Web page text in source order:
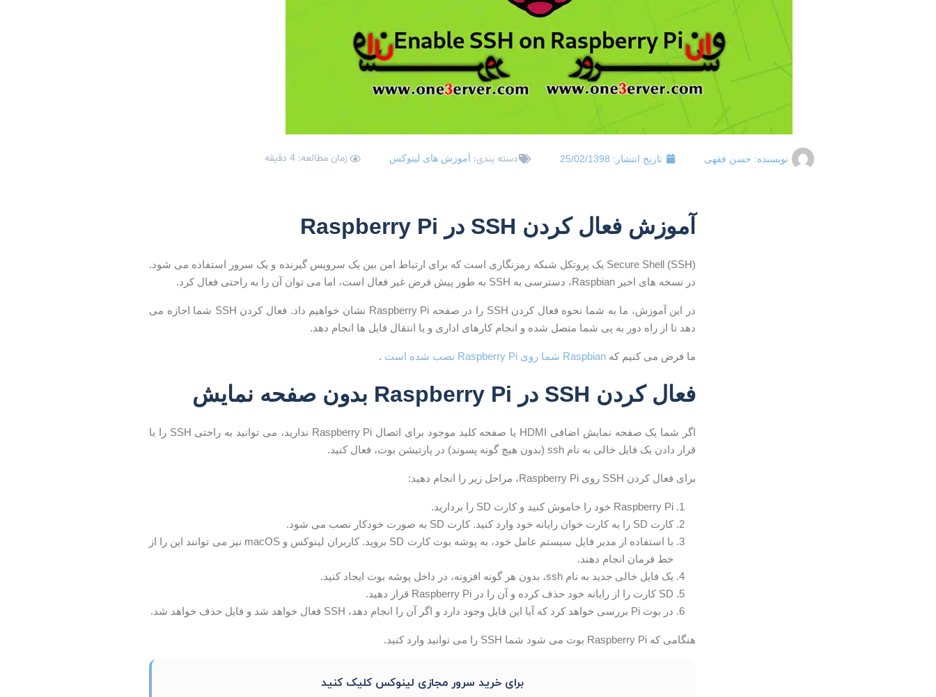
نویسنده: حسن فقهی تاریخ انتشار: 25/02/1398 دسته بندی: آموزش های لینوکس زمان مطالعه: 4 دقیقه
آموزش فعال کردن SSH در Raspberry Pi
Secure Shell (SSH) یک پروتکل شبکه رمزنگاری است که برای ارتباط امن بین یک سرویس گیرنده و یک سرور استفاده می شود.
در نسخه های اخیر Raspbian، دسترسی به SSH به طور پیش فرض غیر فعال است، اما می توان آن را به راحتی فعال کرد.
در این آموزش، ما به شما نحوه فعال کردن SSH را در صفحه Raspberry Pi نشان خواهیم داد. فعال کردن SSH شما اجازه می
دهد تا از راه دور به پی شما متصل شده و انجام کارهای اداری و یا انتقال فایل ها انجام دهد.
ما فرض می کنیم که Raspbian شما روی Raspberry Pi نصب شده است .
فعال کردن SSH در Raspberry Pi بدون صفحه نمایش
اگر شما یک صفحه نمایش اضافی HDMI یا صفحه کلید موجود برای اتصال Raspberry Pi ندارید، می توانید به راحتی SSH را با
قرار دادن یک فایل خالی به نام ssh (بدون هیچ گونه پسوند) در پارتیشن بوت، فعال کنید.
برای فعال کردن SSH روی Raspberry Pi، مراحل زیر را انجام دهید:
Raspberry Pi خود را خاموش کنید و کارت SD را بردارید.
کارت SD را به کارت خوان رایانه خود وارد کنید. کارت SD به صورت خودکار نصب می شود.
با استفاده از مدیر فایل سیستم عامل خود، به پوشه بوت کارت SD بروید. کاربران لینوکس و macOS نیز می توانند این را از
خط فرمان انجام دهند.
یک فایل خالی جدید به نام ssh، بدون هر گونه افزونه، در داخل پوشه بوت ایجاد کنید.
SD کارت را از رایانه خود حذف کرده و آن را در Raspberry Pi قرار دهید.
در بوت Pi بررسی خواهد کرد که آیا این فایل وجود دارد و اگر آن را انجام دهد، SSH فعال خواهد شد و فایل حذف خواهد شد.
هنگامی که Raspberry Pi بوت می شود شما SSH را می توانید وارد کنید.
برای خرید سرور مجازی لینوکس کلیک کنید